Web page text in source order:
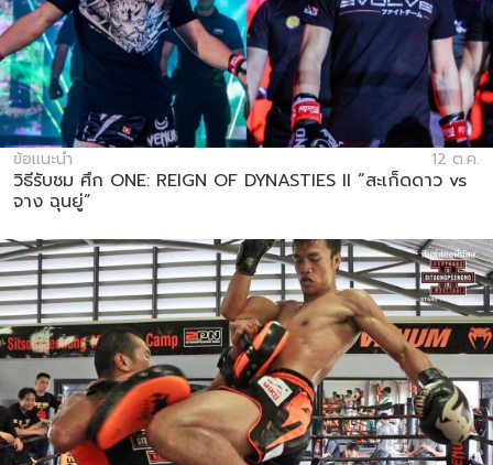
ข้อแนะนำ 12 ต.ค.
วิธีรับชม ศึก ONE: REIGN OF DYNASTIES II “สะเก็ดดาว vs
จาง ฉุนยู่”